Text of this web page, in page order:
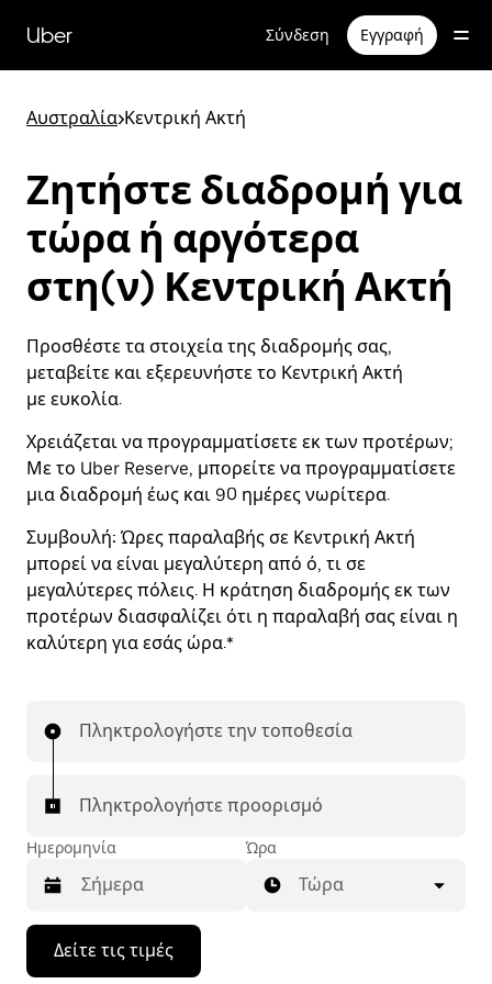
κύριο
περιεχόμενο
Uber Σύνδεση Εγγραφή
Αυστραλία>Κεντρική Ακτή
Ζητήστε διαδρομή για
τώρα ή αργότερα
στη(ν) Κεντρική Ακτή
Προσθέστε τα στοιχεία της διαδρομής σας,
μεταβείτε και εξερευνήστε το Κεντρική Ακτή
με ευκολία.
Χρειάζεται να προγραμματίσετε εκ των προτέρων;
Με το Uber Reserve, μπορείτε να προγραμματίσετε
μια διαδρομή έως και 90 ημέρες νωρίτερα.
Συμβουλή: Ώρες παραλαβής σε Κεντρική Ακτή
μπορεί να είναι μεγαλύτερη από ό, τι σε
μεγαλύτερες πόλεις. Η κράτηση διαδρομής εκ των
προτέρων διασφαλίζει ότι η παραλαβή σας είναι η
καλύτερη για εσάς ώρα.*
Πληκτρολογήστε την τοποθεσία
Πληκτρολογήστε προορισμό
Ημερομηνία
Πατήστε
πλήκτρο
Ώρα
Τώρα
Δείτε τις τιμές